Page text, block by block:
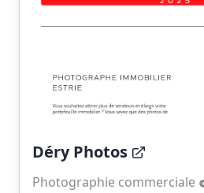
Déry Photos
Photographie commerciale